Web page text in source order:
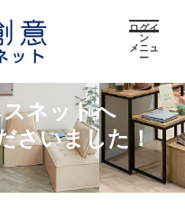
ログイ
ン
メニュ
ー
ネットへ
さいました！